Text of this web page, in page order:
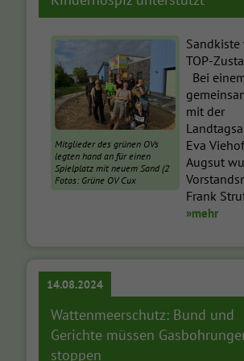
Mitglieder des grünen OVs
legten hand an für einen
Spielplatz mit neuem Sand (2
Fotos: Grüne OV Cux
TOP-
Bei
mit der
Eva
Augsut
Frank
»mehr
14.08.2024
Wattenmeerschutz: Bund und
Gerichte müssen
stoppen